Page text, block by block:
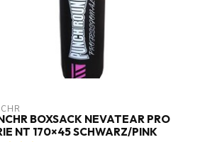
BOXSACK NEVATEAR PRO
NT 170×45 SCHWARZ/PINK